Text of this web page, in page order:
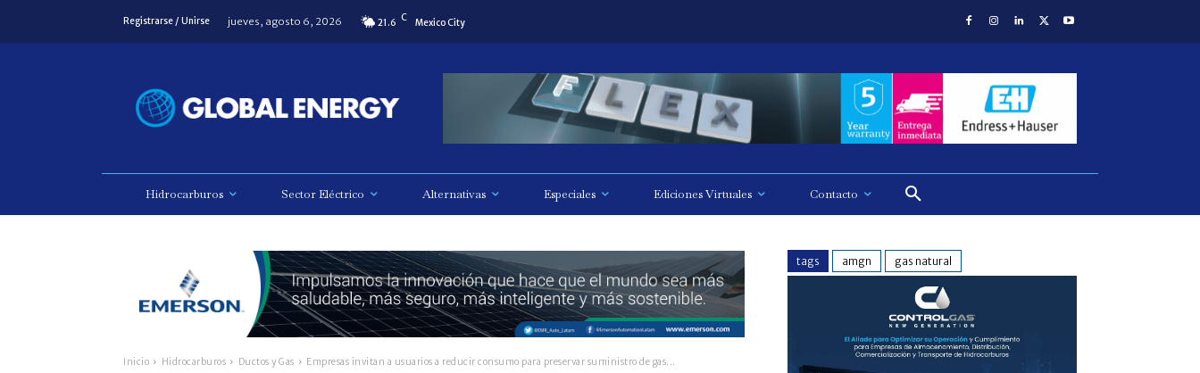
Registrarse / Unirse jueves, agosto 6, 2026 21.6 C Mexico City
Hidrocarburos Sector Eléctrico Alternativas Especiales Ediciones Virtuales Contacto
Inicio Hidrocarburos Ductos y Gas Empresas invitan a usuarios a reducir consumo para preservar suministro de gas...
tags amgn gas natural